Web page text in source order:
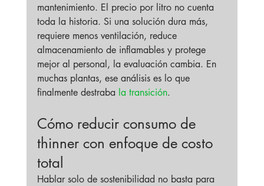
mantenimiento. El precio por litro no cuenta
toda la historia. Si una solución dura más,
requiere menos ventilación, reduce
almacenamiento de inflamables y protege
mejor al personal, la evaluación cambia. En
muchas plantas, ese análisis es lo que
finalmente destraba la transición.
Cómo reducir consumo de
thinner con enfoque de costo
total
Hablar solo de sostenibilidad no basta para